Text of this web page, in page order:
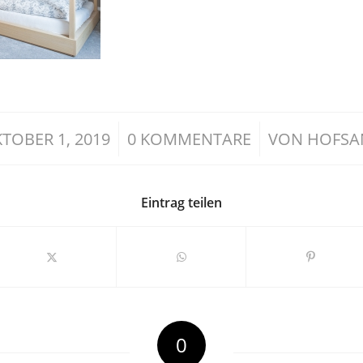
1, 2019
/ 0 KOMMENTARE
/ VON
Eintrag teilen
0